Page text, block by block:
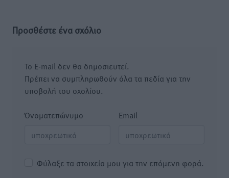
Προσθέστε ένα σχόλιο
Το E-mail δεν θα δημοσιευτεί.
Πρέπει να συμπληρωθούν όλα τα πεδία για την
υποβολή του σχολίου.
Όνοματεπώνυμο Email
Φύλαξε τα στοιχεία μου για την επόμενη φορά.